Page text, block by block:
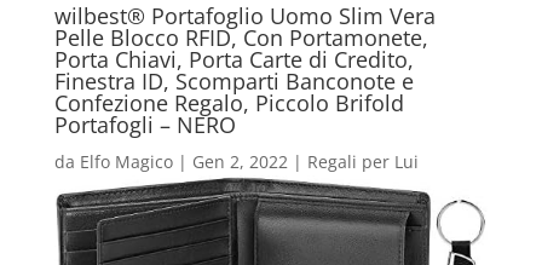
wilbest® Portafoglio Uomo Slim Vera
Pelle Blocco RFID, Con Portamonete,
Porta Chiavi, Porta Carte di Credito,
Finestra ID, Scomparti Banconote e
Confezione Regalo, Piccolo Brifold
Portafogli – NERO
da Elfo Magico| Gen 2, 2022| Regali per Lui